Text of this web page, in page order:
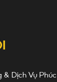
& Dịch Vụ